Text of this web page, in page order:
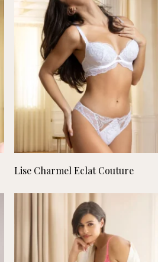
Lees verder
Lise Charmel Eclat Couture